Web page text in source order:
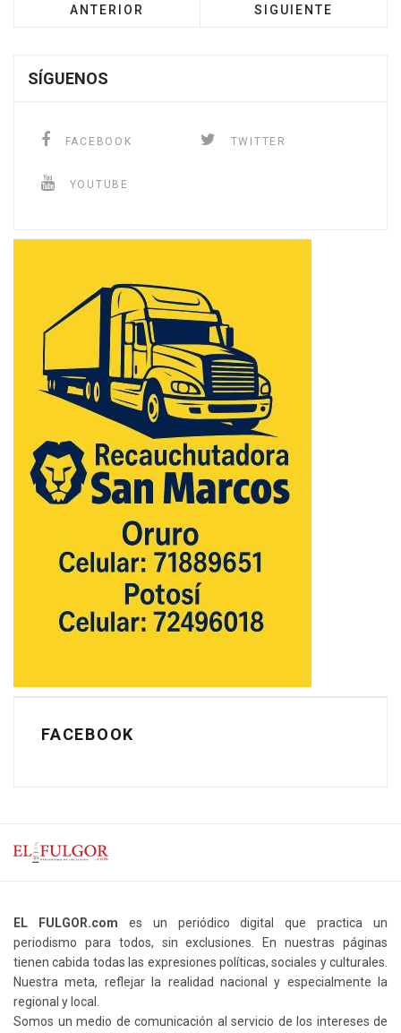
ANTERIOR SIGUIENTE
SÍGUENOS
FACEBOOK TWITTER
YOUTUBE
FACEBOOK
EL FULGOR.com es un periódico digital que practica un
periodismo para todos, sin exclusiones. En nuestras páginas
tienen cabida todas las expresiones políticas, sociales y culturales.
Nuestra meta, reflejar la realidad nacional y especialmente la
regional y local.
Somos un medio de comunicación al servicio de los intereses de